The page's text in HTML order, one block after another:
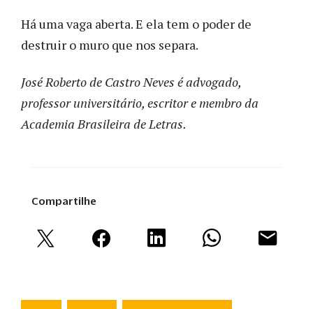
Há uma vaga aberta. E ela tem o poder de
destruir o muro que nos separa.
José Roberto de Castro Neves é advogado,
professor universitário, escritor e membro da
Academia Brasileira de Letras.
Compartilhe